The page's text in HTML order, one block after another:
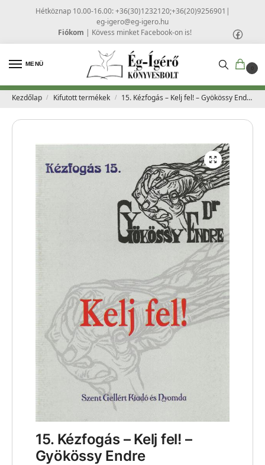
Hétköznap 10.00-16.00: +36(30)1232120;+36(20)9256901 |
eg-igero@eg-igero.hu
Fiókom | Kövess minket Facebook-on is!
MENÜ
0
Kezdőlap / Kifutott termékek / 15. Kézfogás – Kelj fel! – Gyökössy Endre
15. Kézfogás – Kelj fel! –
Gyökössy Endre